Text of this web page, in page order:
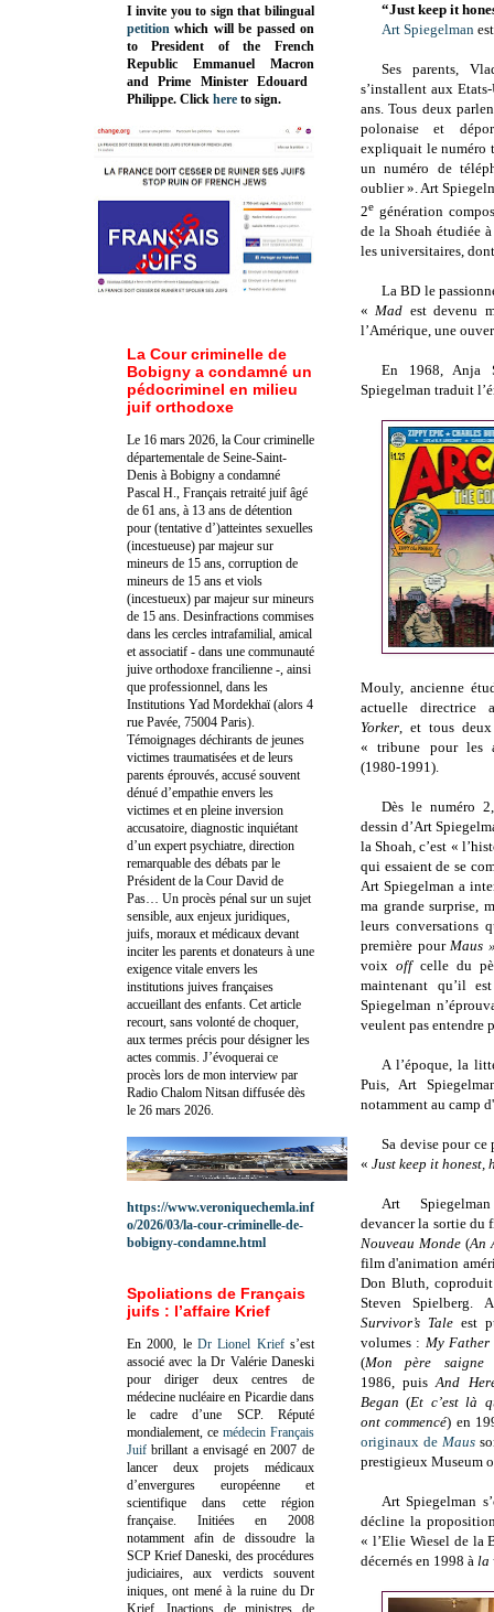
“Just keep it
Art Spiegelman
Ses parents,
s’installent aux
ans. Tous deux
polonaise et
expliquait le numéro
un numéro de
oublier ». Art
2e génération
de la Shoah étudiée
les universitaires,
La BD le
«Mad est devenu
l’Amérique, une
En 1968, Anja
Spiegelman traduit
Mouly, ancienne
actuelle directrice
Yorker, et tous
« tribune pour les
(1980-1991).
Dès le numéro
dessin d’Art
la Shoah, c’est «
qui essaient de se
Art Spiegelman a
ma grande surprise,
leurs conversations
première pourMaus
voix offcelle du
maintenant qu’il
Spiegelman
veulent pas entendre
A l’époque, la
Puis, Art
notamment au camp d'
Sa devise pour
« Just keep it honest,
Art
devancer la sortie du
Nouveau Monde(An
film d'animation
Don Bluth,
Steven Spielberg.
Survivor’s Tale est
volumes : My Father
(Mon père saigne
1986, puisAnd
Began (Et c’est là
ont commencé) en
originaux de Maus
prestigieux Museum
Art Spiegelman
décline la
« l’Elie Wiesel de la
décernés en 1998 à la
I invite you to sign that bilingual
petition which will be passed on
to President of the French
Republic Emmanuel Macron
and Prime MinisterEdouard
Philippe. Click here to sign.
La Cour criminelle de
Bobigny a condamné un
pédocriminel en milieu
juif orthodoxe
Le 16 mars 2026, la Cour criminelle
départementale de Seine-Saint-
Denis à Bobigny a condamné
Pascal H., Français retraité juif âgé
de 61 ans, à 13 ans de détention
pour (tentative d’)atteintes sexuelles
(incestueuse) par majeur sur
mineurs de 15 ans, corruption de
mineurs de 15 ans et viols
(incestueux) par majeur sur mineurs
de 15 ans. Desinfractions commises
dans les cercles intrafamilial, amical
et associatif - dans une communauté
juive orthodoxe francilienne -, ainsi
que professionnel, dans les
Institutions Yad Mordekhaï (alors 4
rue Pavée, 75004 Paris).
Témoignages déchirants de jeunes
victimes traumatisées et de leurs
parents éprouvés, accusé souvent
dénué d’empathie envers les
victimes et en pleine inversion
accusatoire, diagnostic inquiétant
d’un expert psychiatre, direction
remarquable des débats par le
Président de la Cour David de
Pas… Un procès pénal sur un sujet
sensible, aux enjeux juridiques,
juifs, moraux et médicaux devant
inciter les parents et donateurs à une
exigence vitale envers les
institutions juives françaises
accueillant des enfants. Cet article
recourt, sans volonté de choquer,
aux termes précis pour désigner les
actes commis. J’évoquerai ce
procès lors de mon interview par
Radio Chalom Nitsan diffusée dès
le 26 mars 2026.
https://www.veroniquechemla.inf
o/2026/03/la-cour-criminelle-de-
bobigny-condamne.html
Spoliations de Français
juifs : l’affaire Krief
En 2000, le Dr Lionel Kriefs’est
associé avec la Dr Valérie Daneski
pour diriger deux centres de
médecine nucléaire en Picardie dans
le cadre d’une SCP. Réputé
mondialement, ce médecin Français
Juif brillant a envisagé en 2007 de
lancer deux projets médicaux
d’envergures européenne et
scientifique dans cette région
française. Initiées en 2008
notamment afin de dissoudre la
SCP Krief Daneski, des procédures
judiciaires, aux verdicts souvent
iniques, ont mené à la ruine du Dr
Krief.Inactions de ministres de